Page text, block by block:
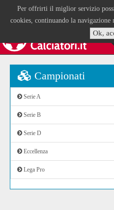
Per offrirti il miglior servizio
cookies, continuando la
Ok,
Campionati
Serie A
Serie B
Serie D
Eccellenza
Lega Pro